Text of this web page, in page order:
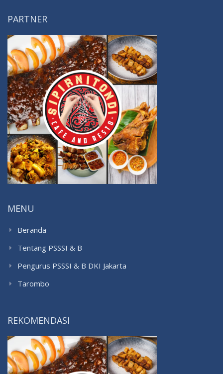
PARTNER
MENU
Beranda
Tentang PSSSI & B
Pengurus PSSSI & B DKI Jakarta
Tarombo
REKOMENDASI